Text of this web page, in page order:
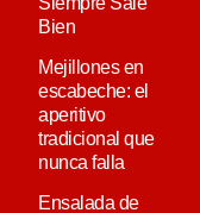
Bien
Mejillones en
escabeche: el
aperitivo
tradicional que
nunca falla
Ensalada de